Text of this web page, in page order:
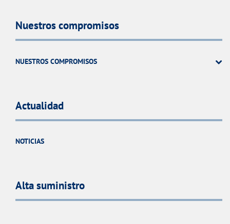
Nuestros compromisos
NUESTROS COMPROMISOS
Actualidad
NOTICIAS
Alta suministro